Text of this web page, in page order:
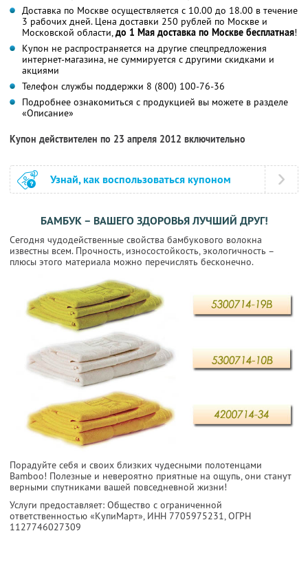
Доставка по Москве осуществляется с 10.00 до 18.00 в течение
3 рабочих дней. Цена доставки 250 рублей по Москве и
Московской области,до 1 Мая доставка по Москве бесплатная!
Купон не распространяется на другие спецпредложения
интернет-магазина, не суммируется с другими скидками и
акциями
Телефон службы поддержки 8 (800) 100-76-36
Подробнее ознакомиться с продукцией вы можете в разделе
«Описание»
Купон действителен по 23 апреля 2012 включительно
Узнай, как воспользоваться купоном
БАМБУК – ВАШЕГО ЗДОРОВЬЯ ЛУЧШИЙ ДРУГ!
Сегодня чудодейственные свойства бамбукового волокна
известны всем. Прочность, износостойкость, экологичность –
плюсы этого материала можно перечислять бесконечно.
Порадуйте себя и своих близких чудесными полотенцами
Bamboo! Полезные и невероятно приятные на ощупь, они станут
верными спутниками вашей повседневной жизни!
Услуги предоставляет: Общество с ограниченной
ответственностью «КупиМарт», ИНН 7705975231, ОГРН
1127746027309